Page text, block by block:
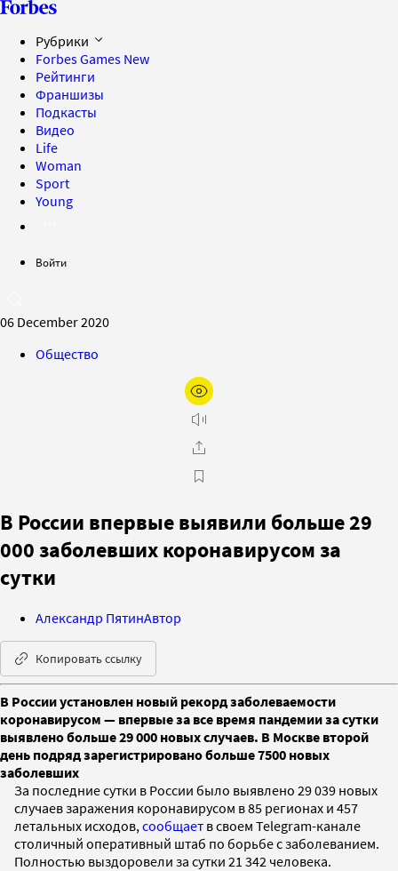
Рубрики
Forbes Games New
Рейтинги
Франшизы
Подкасты
Видео
Life
Woman
Sport
Young
Войти
06 December 2020
Общество
В России впервые выявили больше 29
000 заболевших коронавирусом за
сутки
Александр ПятинАвтор
Копировать ссылку
В России установлен новый рекорд заболеваемости
коронавирусом — впервые за все время пандемии за сутки
выявлено больше 29 000 новых случаев. В Москве второй
день подряд зарегистрировано больше 7500 новых
заболевших
За последние сутки в России было выявлено 29 039 новых
случаев заражения коронавирусом в 85 регионах и 457
летальных исходов, сообщает в своем Telegram-канале
столичный оперативный штаб по борьбе с заболеванием.
Полностью выздоровели за сутки 21 342 человека.